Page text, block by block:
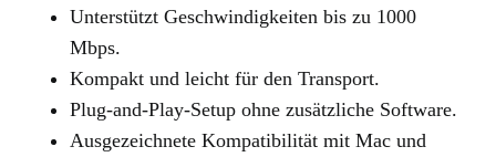
Unterstützt Geschwindigkeiten bis zu 1000
Mbps.
Kompakt und leicht für den Transport.
Plug-and-Play-Setup ohne zusätzliche Software.
Ausgezeichnete Kompatibilität mit Mac und